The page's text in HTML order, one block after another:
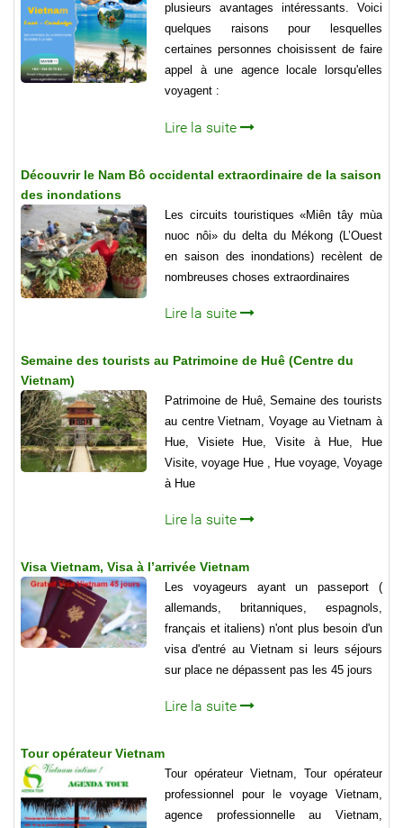
plusieurs avantages intéressants. Voici
quelques raisons pour lesquelles
certaines personnes choisissent de faire
appel à une agence locale lorsqu'elles
voyagent :
Lire la suite
Découvrir le Nam Bô occidental extraordinaire de la saison
des inondations
Les circuits touristiques «Miên tây mùa
nuoc nôi» du delta du Mékong (L’Ouest
en saison des inondations) recèlent de
nombreuses choses extraordinaires
Lire la suite
Semaine des tourists au Patrimoine de Huê (Centre du
Vietnam)
Patrimoine de Huê, Semaine des tourists
au centre Vietnam, Voyage au Vietnam à
Hue, Visiete Hue, Visite à Hue, Hue
Visite, voyage Hue , Hue voyage, Voyage
à Hue
Lire la suite
Visa Vietnam, Visa à l’arrivée Vietnam
Les voyageurs ayant un passeport (
allemands, britanniques, espagnols,
français et italiens) n'ont plus besoin d'un
visa d'entré au Vietnam si leurs séjours
sur place ne dépassent pas les 45 jours
Lire la suite
Tour opérateur Vietnam
Tour opérateur Vietnam, Tour opérateur
professionnel pour le voyage Vietnam,
agence professionnelle au Vietnam,